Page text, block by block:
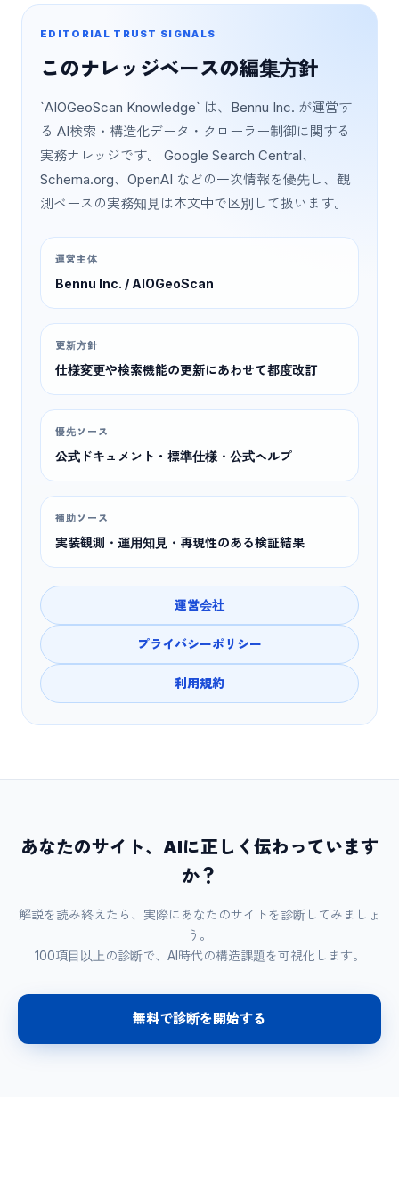
EDITORIAL TRUST SIGNALS
このナレッジベースの編集方針
`AIOGeoScan Knowledge` は、Bennu Inc. が運営す
る AI検索・構造化データ・クローラー制御に関する
実務ナレッジです。 Google Search Central、
Schema.org、OpenAI などの一次情報を優先し、観
測ベースの実務知見は本文中で区別して扱います。
運営主体
Bennu Inc. / AIOGeoScan
更新方針
仕様変更や検索機能の更新にあわせて都度改訂
優先ソース
公式ドキュメント・標準仕様・公式ヘルプ
補助ソース
実装観測・運用知見・再現性のある検証結果
運営会社
プライバシーポリシー
利用規約
あなたのサイト、AIに正しく伝わっています
か？
解説を読み終えたら、実際にあなたのサイトを診断してみましょ
う。
100項目以上の診断で、AI時代の構造課題を可視化します。
無料で診断を開始する